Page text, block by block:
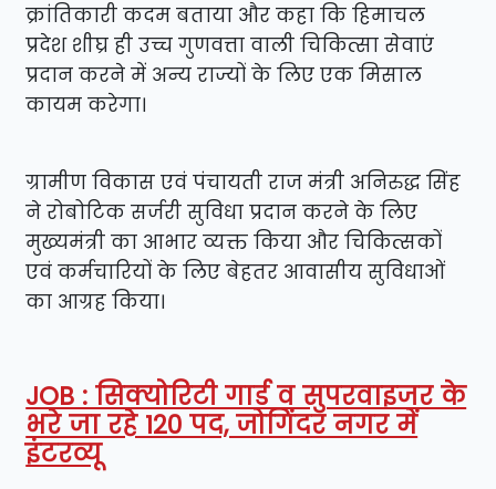
क्रांतिकारी कदम बताया और कहा कि हिमाचल
प्रदेश शीघ्र ही उच्च गुणवत्ता वाली चिकित्सा सेवाएं
प्रदान करने में अन्य राज्यों के लिए एक मिसाल
कायम करेगा।
ग्रामीण विकास एवं पंचायती राज मंत्री अनिरुद्ध सिंह
ने रोबोटिक सर्जरी सुविधा प्रदान करने के लिए
मुख्यमंत्री का आभार व्यक्त किया और चिकित्सकों
एवं कर्मचारियों के लिए बेहतर आवासीय सुविधाओं
का आग्रह किया।
JOB : सिक्योरिटी गार्ड व सुपरवाइजर के
भरे जा रहे 120 पद, जोगिंदर नगर में
इंटरव्यू